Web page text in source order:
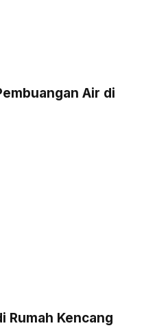
Air di
Rumah Kencang